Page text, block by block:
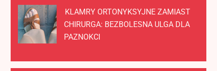
KLAMRY ORTONYKSYJNE ZAMIAST
CHIRURGA: BEZBOLESNA ULGA DLA
PAZNOKCI